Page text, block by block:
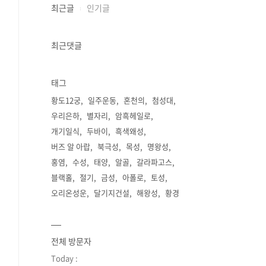
최근글 인기글
최근댓글
태그
황도12궁 일주운동 혼천의
첨성대
우리은하
별자리
암흑헤일로
개기일식
두바이
흑색왜성
버즈 알 아랍
북극성 목성
명왕성
홍염
수성 태양 알골
갈라파고스
블랙홀
절기 금성 아폴로
토성
오리온성운
달기지건설 해왕성 황경
전체 방문자
Today :